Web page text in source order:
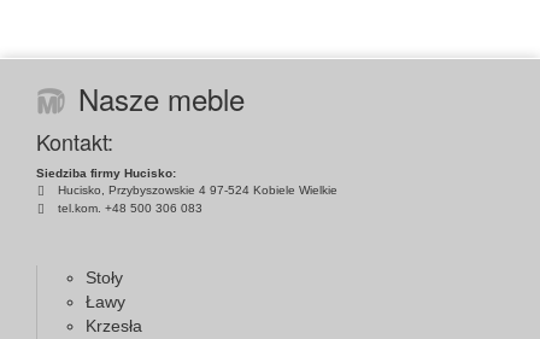
Nasze meble
Kontakt:
Siedziba firmy Hucisko:
Hucisko, Przybyszowskie 4 97-524 Kobiele Wielkie
tel.kom. +48 500 306 083
Stoły
Ławy
Krzesła